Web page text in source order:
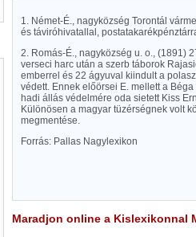
1. Német-É., nagyközség Torontál
és táviróhivatallal,
2. Romás-É., nagyközség u. o., (1891)
verseci harc után a szerb táborok
emberrel és 22 ágyuval kiindult a
védett. Ennek előörsei E. mellett a
hadi állás védelmére oda sietett Kiss
Különösen a magyar tüzérségnek volt
megmentése.
Forrás: Pallas Nagylexikon
Maradjon online a Kislexikonnal